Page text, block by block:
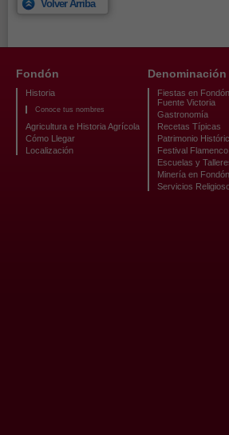
Volver Arriba
Fondón
Historia
Conoce tus nombres
Agricultura e Historia Agrícola
Cómo Llegar
Localización
Fiestas en
Fuente Victoria
Gastronomía
Recetas Típicas
Patrimonio
Festival Flamenco
Escuelas y
Minería en Fondón
Servicios